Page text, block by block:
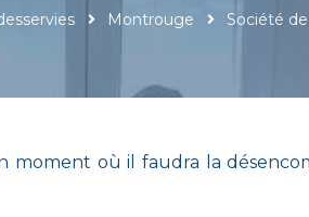
Montrouge Société
où il faudra la